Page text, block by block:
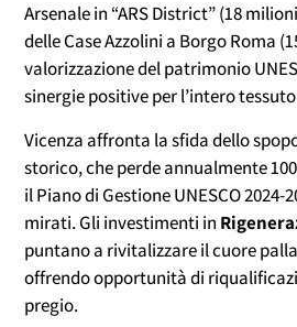
Arsenale in “ARS District” (18
delle Case Azzolini a Borgo Roma
valorizzazione del patrimonio
sinergie positive per l’intero
Vicenza affronta la sfida dello
storico, che perde annualmente
il Piano di Gestione UNESCO 2024-
mirati. Gli investimenti in
puntano a rivitalizzare il cuore
offrendo opportunità di
pregio.